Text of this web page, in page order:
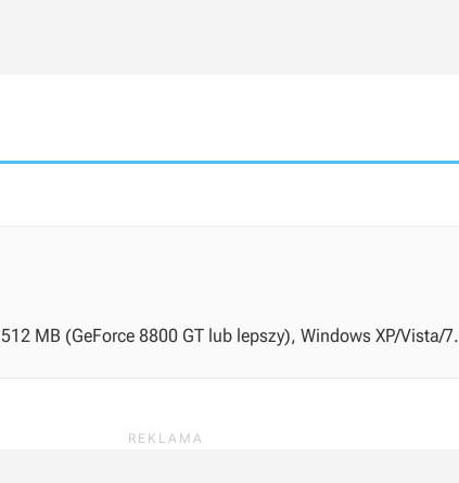
MB (GeForce 8800 GT lub lepszy), Windows XP/Vista/7.